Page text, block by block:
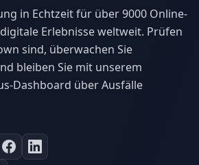
in Echtzeit für über 9000 Online-
Erlebnisse weltweit. Prüfen
sind, überwachen Sie
bleiben Sie mit unserem
Dashboard über Ausfälle